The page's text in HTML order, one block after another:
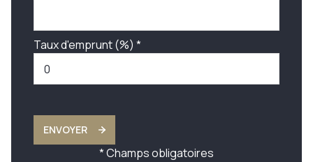
Taux d'emprunt (%) *
ENVOYER
* Champs obligatoires